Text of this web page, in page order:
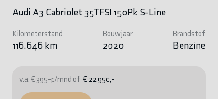
Audi A3 Cabriolet 35TFSI 150Pk S-Line
Kilometerstand
116.646 km
Bouwjaar
2020
Brandstof
Benzine
v.a. € 395-p/mnd of € 22.950,-